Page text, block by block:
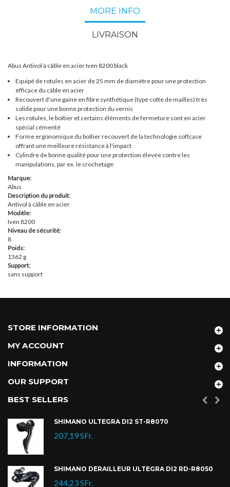
MORE INFO
LIVRAISON
Abus Antivol à câble en acier Iven 8200 black
Equipé de rotules en acier de 25 mm de diamètre pour une protection
efficace du câble en acier
Recouvert d'une gaine en fibre synthétique (type cotte de mailles) très
solide pour une bonne protection du vernis
Les rotules, le boîtier et certains éléments de fermeture sont en acier
spécial cémenté
Forme ergonomique du boîtier recouvert de la technologie softcase
offrant une meilleure résistance à l'impact
Cylindre de bonne qualité pour une protection élevée contre les
manipulations, par ex. le crochetage
Marque:
Abus
Description du produit:
Antivol à câble en acier
Modèle:
Iven 8200
Niveau de sécurité:
8
Poids:
1362 g
Support:
sans support
STORE INFORMATION
MY ACCOUNT
INFORMATION
OUR SUPPORT
BEST SELLERS
SHIMANO ULTEGRA DI2 ST-R8070
207,19 SFr.
SHIMANO DÉRAILLEUR ULTEGRA DI2 RD-R8050
244,23 SFr.